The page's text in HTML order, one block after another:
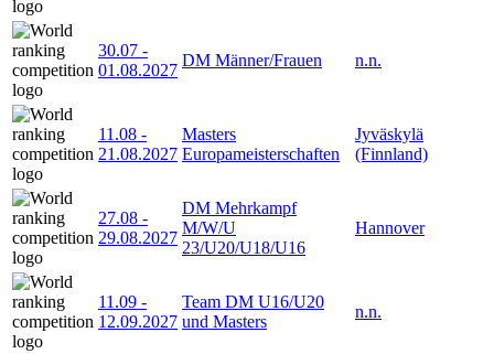
30.07 -
01.08.2027
DM Männer/Frauen n.n.
11.08 -
21.08.2027
Masters
Europameisterschaften
Jyväskylä
(Finnland)
27.08 -
29.08.2027
DM Mehrkampf
M/W/U
23/U20/U18/U16
Hannover
11.09 -
12.09.2027
Team DM U16/U20
und Masters
n.n.